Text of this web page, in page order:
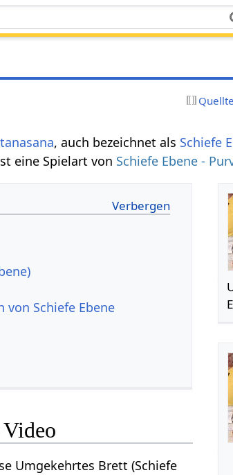
, auch bezeichnet als Schiefe
eine Spielart von Schiefe Ebene -
von Schiefe Ebene
Umgekehrtes Brett (Schiefe